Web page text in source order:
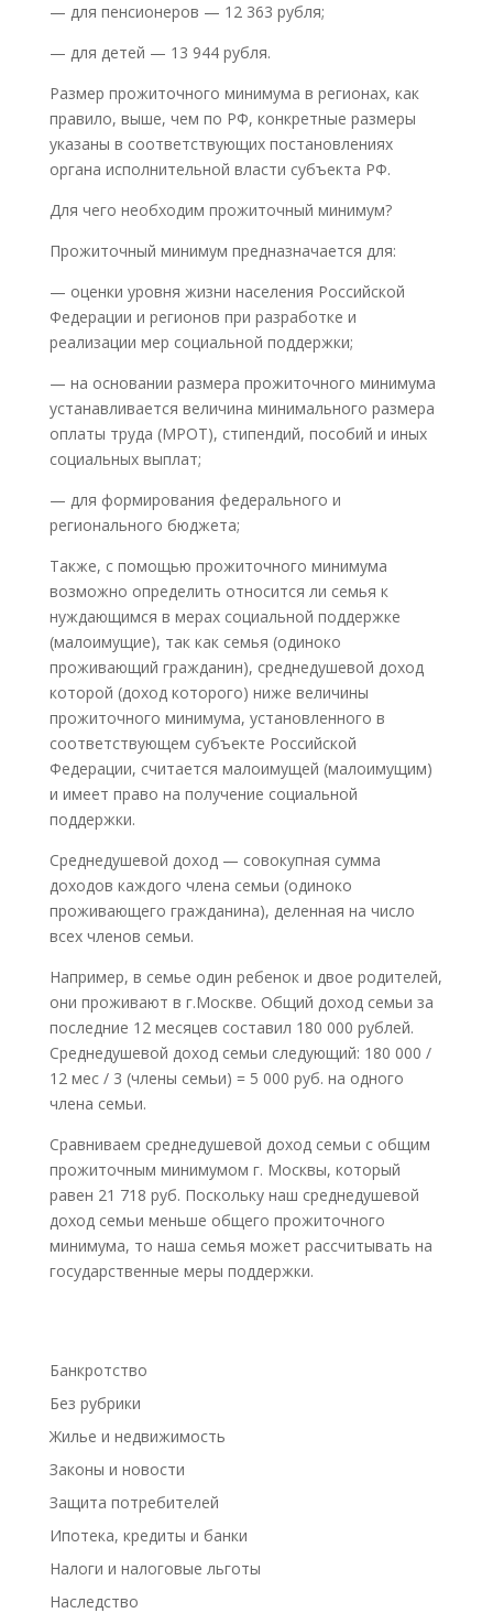
— для пенсионеров — 12 363 рубля;
— для детей — 13 944 рубля.
Размер прожиточного минимума в регионах, как
правило, выше, чем по РФ, конкретные размеры
указаны в соответствующих постановлениях
органа исполнительной власти субъекта РФ.
Для чего необходим прожиточный минимум?
Прожиточный минимум предназначается для:
— оценки уровня жизни населения Российской
Федерации и регионов при разработке и
реализации мер социальной поддержки;
— на основании размера прожиточного минимума
устанавливается величина минимального размера
оплаты труда (МРОТ), стипендий, пособий и иных
социальных выплат;
— для формирования федерального и
регионального бюджета;
Также, с помощью прожиточного минимума
возможно определить относится ли семья к
нуждающимся в мерах социальной поддержке
(малоимущие), так как семья (одиноко
проживающий гражданин), среднедушевой доход
которой (доход которого) ниже величины
прожиточного минимума, установленного в
соответствующем субъекте Российской
Федерации, считается малоимущей (малоимущим)
и имеет право на получение социальной
поддержки.
Среднедушевой доход — совокупная сумма
доходов каждого члена семьи (одиноко
проживающего гражданина), деленная на число
всех членов семьи.
Например, в семье один ребенок и двое родителей,
они проживают в г.Москве. Общий доход семьи за
последние 12 месяцев составил 180 000 рублей.
Среднедушевой доход семьи следующий: 180 000 /
12 мес / 3 (члены семьи) = 5 000 руб. на одного
члена семьи.
Сравниваем среднедушевой доход семьи с общим
прожиточным минимумом г. Москвы, который
равен 21 718 руб. Поскольку наш среднедушевой
доход семьи меньше общего прожиточного
минимума, то наша семья может рассчитывать на
государственные меры поддержки.
Банкротство
Без рубрики
Жилье и недвижимость
Законы и новости
Защита потребителей
Ипотека, кредиты и банки
Налоги и налоговые льготы
Наследство